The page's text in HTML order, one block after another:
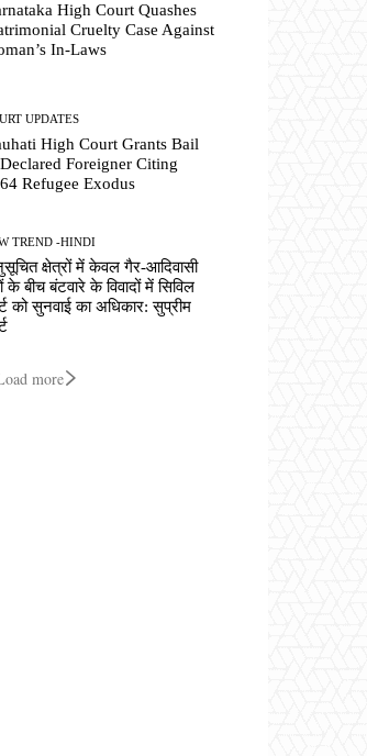
High Court Quashes
Cruelty Case Against
In-Laws
UPDATES
High Court Grants Bail
Foreigner Citing
Refugee Exodus
TREND -HINDI
क्षेत्रों में केवल गैर-आदिवासी
के बीच बंटवारे के विवादों में सिविल
को सुनवाई का अधिकार: सुप्रीम
more